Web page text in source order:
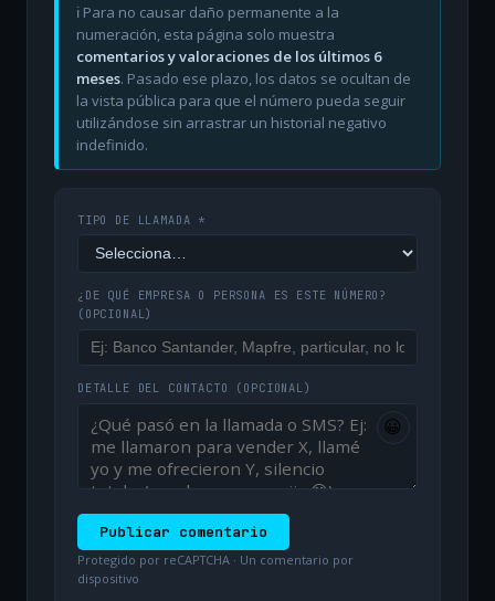
ℹ️ Para no causar daño permanente a la
numeración, esta página solo muestra
comentarios y valoraciones de los últimos 6
meses. Pasado ese plazo, los datos se ocultan de
la vista pública para que el número pueda seguir
utilizándose sin arrastrar un historial negativo
indefinido.
TIPO DE LLAMADA *
¿DE QUÉ EMPRESA O PERSONA ES ESTE NÚMERO?
(OPCIONAL)
DETALLE DEL CONTACTO (OPCIONAL)
😀
Publicar comentario
Protegido por reCAPTCHA · Un comentario por
dispositivo